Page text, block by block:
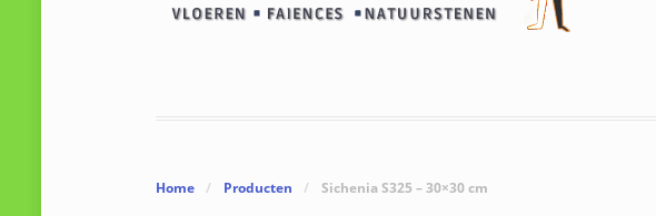
Home / Producten / Sichenia S325 – 30×30 cm